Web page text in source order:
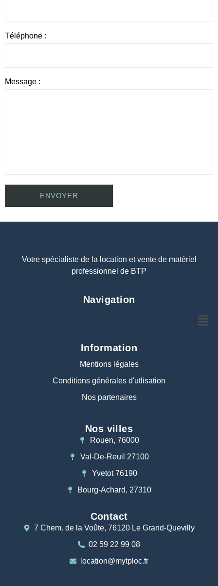
Téléphone :
Message :
Votre spécialiste de la location et vente de matériel
professionnel de BTP
Navigation
Information
Mentions légales
Conditions générales d'utlisation
Nos partenaires
Nos villes
Rouen, 76000
Val-De-Reuil 27100
Yvetot 76190
Bourg-Achard, 27310
Contact
7 Chem. de la Voûte, 76120 Le Grand-Quevilly
02 59 22 99 08
location@mytploc.fr